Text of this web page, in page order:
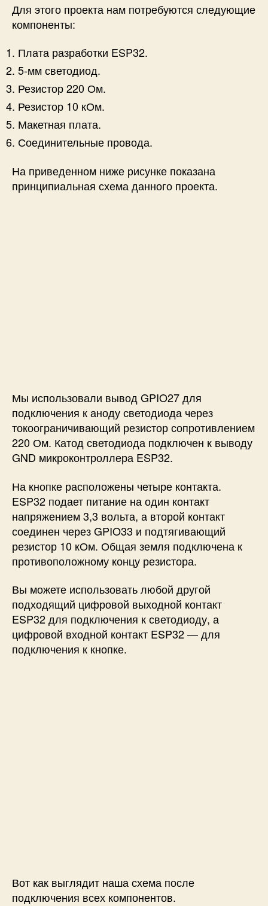
Для этого проекта нам потребуются следующие
компоненты:
Плата разработки ESP32.
5-мм светодиод.
Резистор 220 Ом.
Резистор 10 кОм.
Макетная плата.
Соединительные провода.
На приведенном ниже рисунке показана
принципиальная схема данного проекта.
Мы использовали вывод GPIO27 для
подключения к аноду светодиода через
токоограничивающий резистор сопротивлением
220 Ом. Катод светодиода подключен к выводу
GND микроконтроллера ESP32.
На кнопке расположены четыре контакта.
ESP32 подает питание на один контакт
напряжением 3,3 вольта, а второй контакт
соединен через GPIO33 и подтягивающий
резистор 10 кОм. Общая земля подключена к
противоположному концу резистора.
Вы можете использовать любой другой
подходящий цифровой выходной контакт
ESP32 для подключения к светодиоду, а
цифровой входной контакт ESP32 — для
подключения к кнопке.
Вот как выглядит наша схема после
подключения всех компонентов.